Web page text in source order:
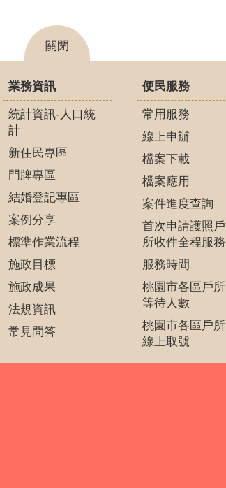
關閉
業務資訊
統計資訊-人口統
計
新住民專區
門牌專區
結婚登記專區
案例分享
標準作業流程
施政目標
施政成果
法規資訊
常見問答
便民服務
常用服務
線上申辦
檔案下載
檔案應用
案件進度查詢
首次申請護照戶
所收件全程服務
服務時間
桃園市各區戶所
等待人數
桃園市各區戶所
線上取號